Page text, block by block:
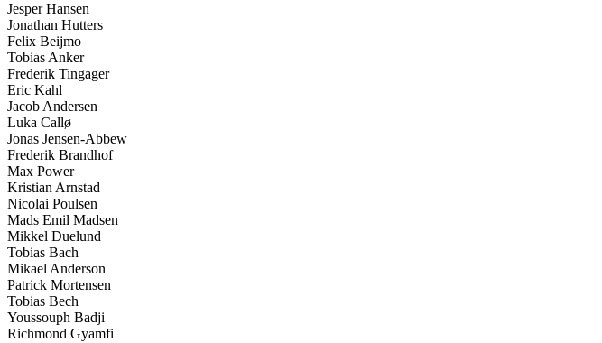
Jesper Hansen
Jonathan Hutters
Felix Beijmo
Tobias Anker
Frederik Tingager
Eric Kahl
Jacob Andersen
Luka Callø
Jonas Jensen-Abbew
Frederik Brandhof
Max Power
Kristian Arnstad
Nicolai Poulsen
Mads Emil Madsen
Mikkel Duelund
Tobias Bach
Mikael Anderson
Patrick Mortensen
Tobias Bech
Youssouph Badji
Richmond Gyamfi